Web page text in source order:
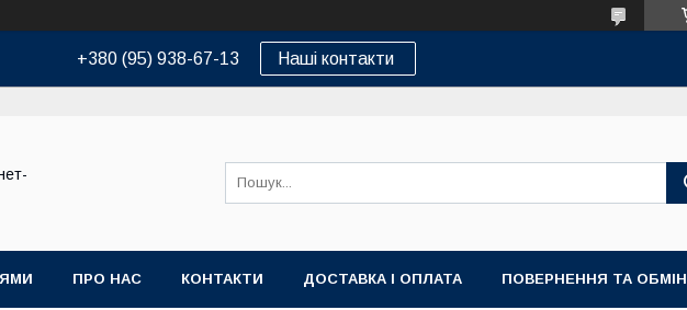
+380 (95) 938-67-13 Наші контакти
ПРО НАС КОНТАКТИ ДОСТАВКА І ОПЛАТА ПОВЕРНЕННЯ ТА ОБМІН